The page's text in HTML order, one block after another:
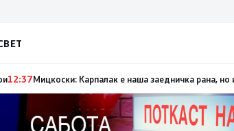
12:39Ристовски: Карпалак е аманет –